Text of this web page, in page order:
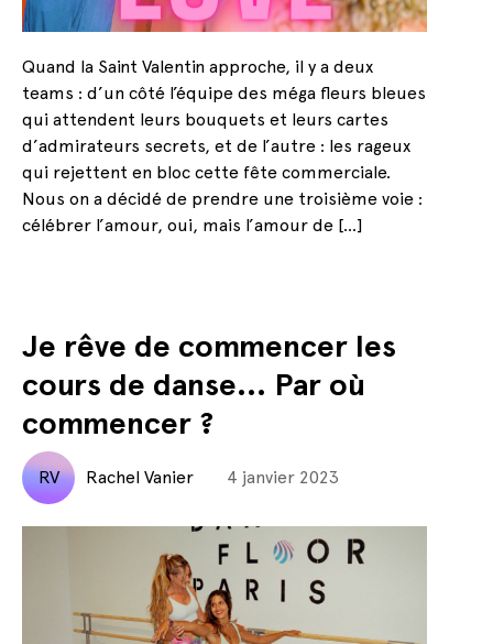
Quand la Saint Valentin approche, il y a deux
teams : d’un côté l’équipe des méga fleurs bleues
qui attendent leurs bouquets et leurs cartes
d’admirateurs secrets, et de l’autre : les rageux
qui rejettent en bloc cette fête commerciale.
Nous on a décidé de prendre une troisième voie :
célébrer l’amour, oui, mais l’amour de […]
Je rêve de commencer les
cours de danse… Par où
commencer ?
RV Rachel Vanier 4 janvier 2023